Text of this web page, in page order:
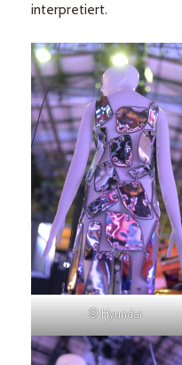
interpretiert.
© Hyundai